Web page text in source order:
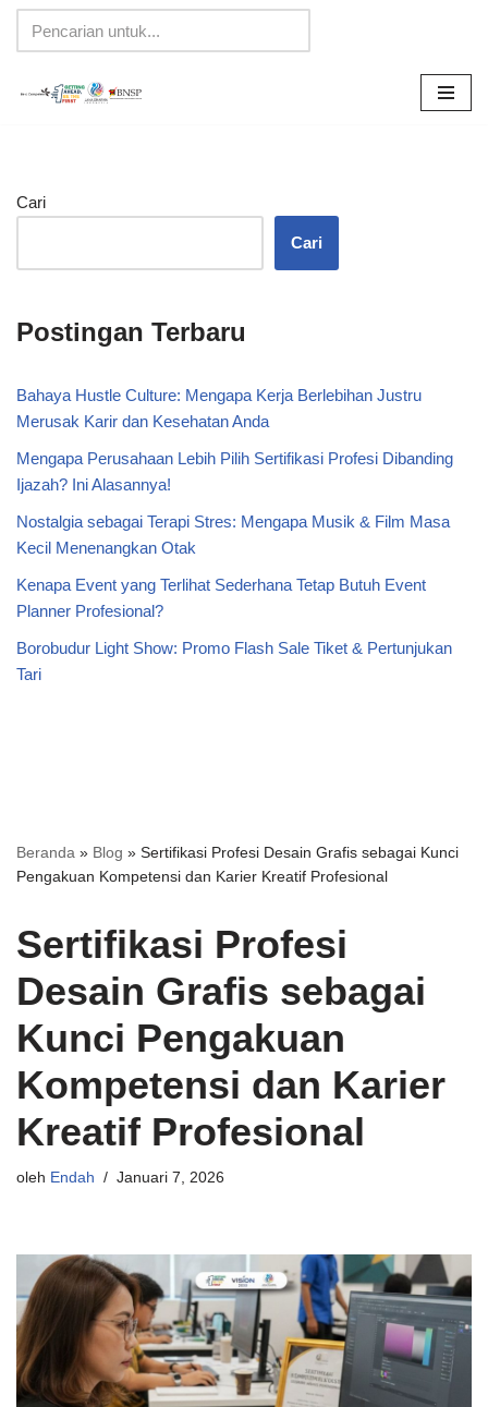
Lompat
Cari
Cari
Postingan Terbaru
Bahaya Hustle Culture: Mengapa Kerja Berlebihan Justru
Merusak Karir dan Kesehatan Anda
Mengapa Perusahaan Lebih Pilih Sertifikasi Profesi Dibanding
Ijazah? Ini Alasannya!
Nostalgia sebagai Terapi Stres: Mengapa Musik & Film Masa
Kecil Menenangkan Otak
Kenapa Event yang Terlihat Sederhana Tetap Butuh Event
Planner Profesional?
Borobudur Light Show: Promo Flash Sale Tiket & Pertunjukan
Tari
Beranda » Blog » Sertifikasi Profesi Desain Grafis sebagai Kunci
Pengakuan Kompetensi dan Karier Kreatif Profesional
Sertifikasi Profesi
Desain Grafis sebagai
Kunci Pengakuan
Kompetensi dan Karier
Kreatif Profesional
oleh Endah Januari 7, 2026